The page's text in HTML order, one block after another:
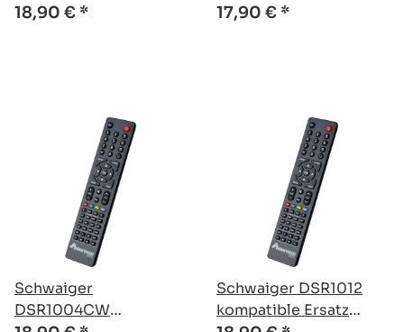
kompatible Ersatz
18,90 € *
kompatible Ersatz
17,90 € *
Schwaiger
DSR1004CW
Schwaiger DSR1012
kompatible Ersatz